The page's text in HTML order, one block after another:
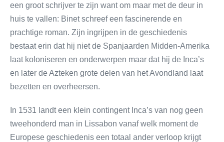
een groot schrijver te zijn want om maar met de deur in
huis te vallen: Binet schreef een fascinerende en
prachtige roman. Zijn ingrijpen in de geschiedenis
bestaat erin dat hij niet de Spanjaarden Midden-Amerika
laat koloniseren en onderwerpen maar dat hij de Inca’s
en later de Azteken grote delen van het Avondland laat
bezetten en overheersen.
In 1531 landt een klein contingent Inca’s van nog geen
tweehonderd man in Lissabon vanaf welk moment de
Europese geschiedenis een totaal ander verloop krijgt